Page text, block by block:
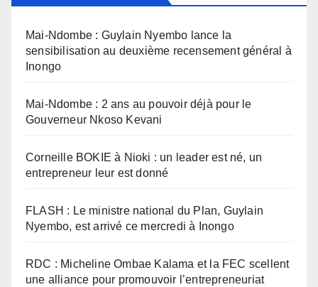
Mai-Ndombe : Guylain Nyembo lance la
sensibilisation au deuxième recensement général à
Inongo
Mai-Ndombe : 2 ans au pouvoir déjà pour le
Gouverneur Nkoso Kevani
Corneille BOKIE à Nioki : un leader est né, un
entrepreneur leur est donné
FLASH : Le ministre national du Plan, Guylain
Nyembo, est arrivé ce mercredi à Inongo
RDC : Micheline Ombae Kalama et la FEC scellent
une alliance pour promouvoir l’entrepreneuriat